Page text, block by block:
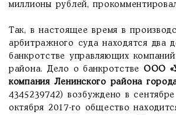
миллионы рублей,
Так, в настоящее время в
арбитражного суда находятся два
банкротстве управляющих
района. Дело о банкротстве ООО
компания Ленинского района
4345239742) возбуждено в
октября 2017-го общество